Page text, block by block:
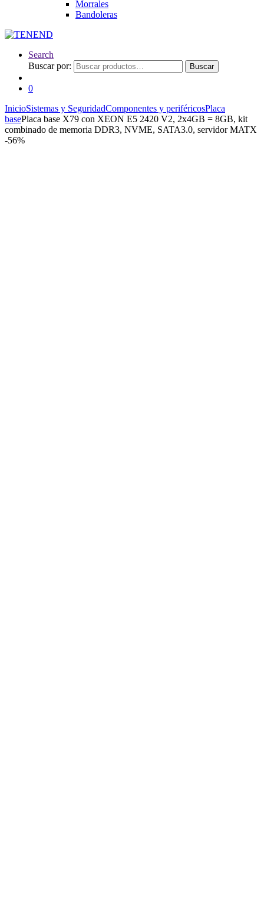
Morrales
Bandoleras
Search
Buscar por:
Buscar
0
InicioSistemas y SeguridadComponentes y periféricosPlaca
basePlaca base X79 con XEON E5 2420 V2, 2x4GB = 8GB, kit
combinado de memoria DDR3, NVME, SATA3.0, servidor MATX
-56%